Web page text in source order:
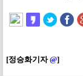
[정승화기자@]